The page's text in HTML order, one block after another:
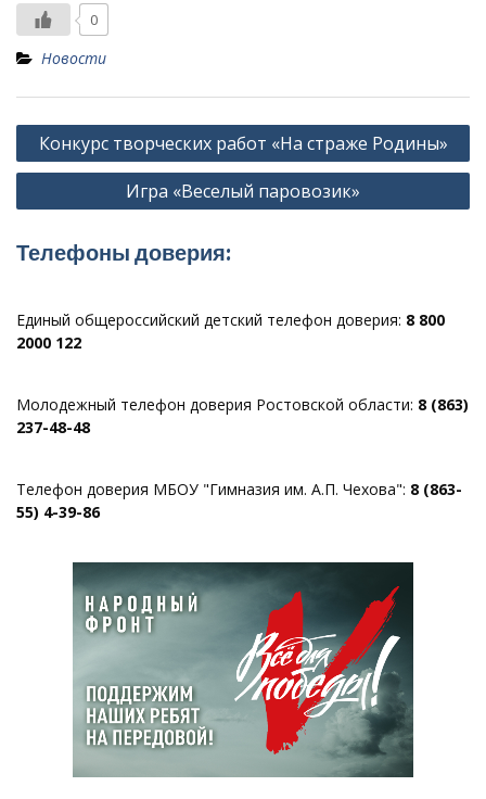
0
Новости
Навигация
по
Конкурс творческих работ «На страже Родины»
Игра «Веселый паровозик»
Телефоны доверия:
Единый общероссийский детский телефон доверия: 8 800
2000 122
Молодежный телефон доверия Ростовской области: 8 (863)
237-48-48
Телефон доверия МБОУ "Гимназия им. А.П. Чехова": 8 (863-
55) 4-39-86